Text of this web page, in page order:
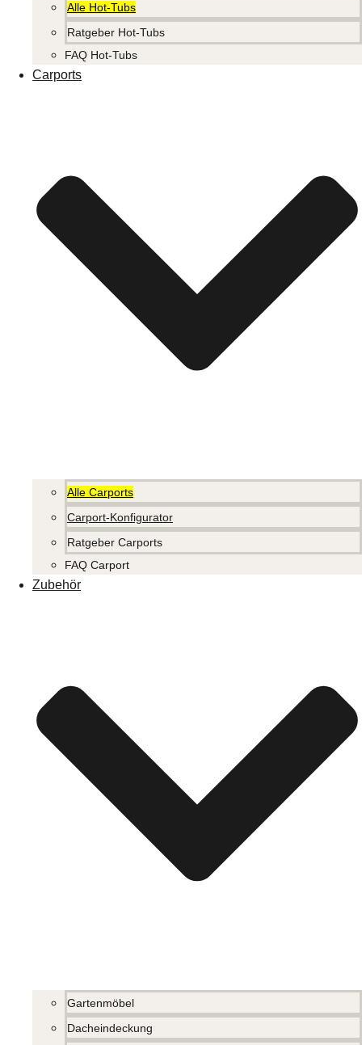
Alle Hot-Tubs
Ratgeber Hot-Tubs
FAQ Hot-Tubs
Carports
Alle Carports
Carport-Konfigurator
Ratgeber Carports
FAQ Carport
Zubehör
Gartenmöbel
Dacheindeckung